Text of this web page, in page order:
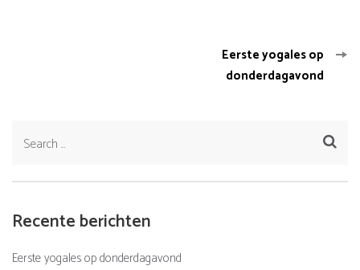
Eerste yogales op
donderdagavond
Search
Recente berichten
Eerste yogales op donderdagavond